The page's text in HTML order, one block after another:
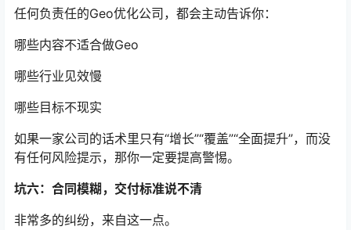
任何负责任的Geo优化公司，都会主动告诉你：
哪些内容不适合做Geo
哪些行业见效慢
哪些目标不现实
如果一家公司的话术里只有“增长”“覆盖”“全面提升”，而没
有任何风险提示，那你一定要提高警惕。
坑六：合同模糊，交付标准说不清
非常多的纠纷，来自这一点。